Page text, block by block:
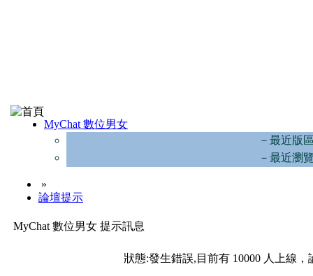
MyChat 數位男女
－最近版
－最近瀏
»
論壇提示
MyChat 數位男女 提示訊息
狀態:發生錯誤,目前有 10000 人上線